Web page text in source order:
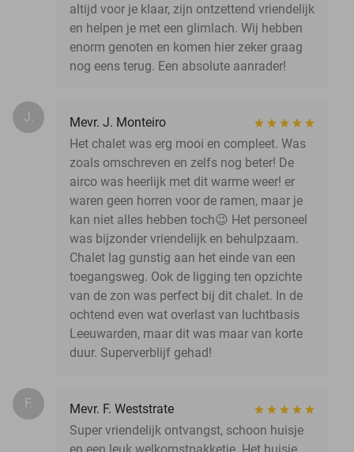
altijd voor je klaar, zijn ontzettend vriendelijk
en helpen je met een glimlach. Wij hebben
enorm genoten en komen hier zeker graag
nog eens terug. Een absolute aanrader!
J.
Mevr. J. Monteiro
Het chalet was erg mooi en compleet. Was
zoals omschreven en zelfs nog beter! De
airco was heerlijk met dit warme weer! er
waren geen horren voor de ramen, maar je
kan niet alles hebben toch😉 Het personeel
was bijzonder vriendelijk en behulpzaam.
Chalet lag gunstig aan het einde van een
toegangsweg. Ook de ligging ten opzichte
van de zon was perfect bij dit chalet. In de
ochtend even wat overlast van luchtbasis
Leeuwarden, maar dit was maar van korte
duur. Superverblijf gehad!
F.
Mevr. F. Weststrate
Super vriendelijk ontvangst, schoon huisje